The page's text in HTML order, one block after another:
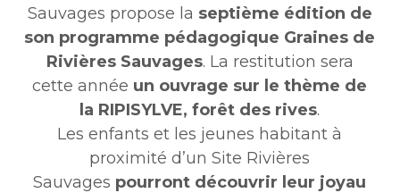
Sauvages propose la septième édition de
son programme pédagogique Graines de
Rivières Sauvages. La restitution sera
cette année un ouvrage sur le thème de
la RIPISYLVE, forêt des rives.
Les enfants et les jeunes habitant à
proximité d’un Site Rivières
Sauvages pourront découvrir leur joyau